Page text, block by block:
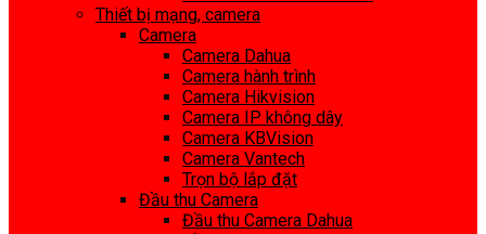
Thiết bị mạng, camera
Camera
Camera Dahua
Camera hành trình
Camera Hikvision
Camera IP không dây
Camera KBVision
Camera Vantech
Trọn bộ lắp đặt
Đầu thu Camera
Đầu thu Camera Dahua